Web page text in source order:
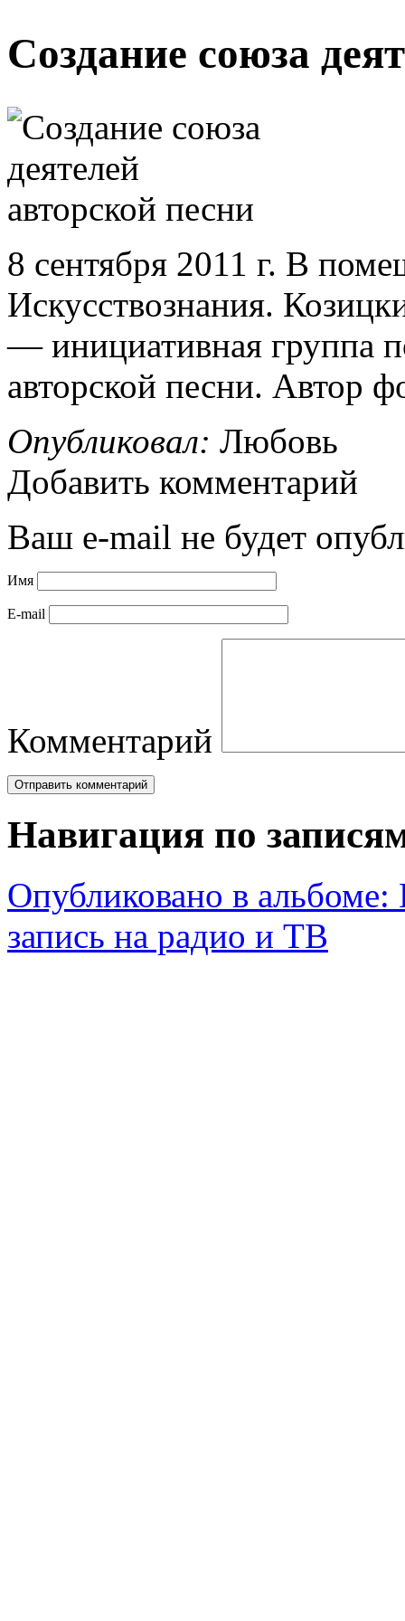
Создание союза
8 сентября 2011 г. В
Искусствознания.
— инициативная группа
авторской песни. Автор
Опубликовал: Любовь
Добавить комментарий
Ваш e-mail не будет
Имя
E-mail
Комментарий
Навигация по
Опубликовано в альбоме:
запись на радио и ТВ